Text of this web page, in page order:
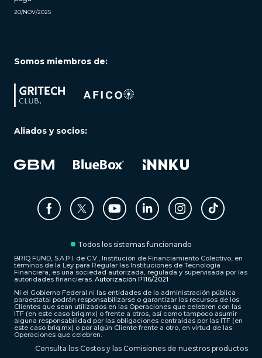
20/NOV/2025
Somos miembros de:
Aliados y socios:
Todos los sistemas funcionando
BRIQ FUND, S.A.P.I. de C.V., Institución de Financiamiento Colectivo, en
términos de la Ley para Regular las Instituciones de Tecnología
Financiera, es una sociedad autorizada, regulada y supervisada por las
autoridades financieras. Autorización P116/2021
Ni el Gobierno Federal ni las entidades de la administración pública
paraestatal podrán responsabilizarse o garantizar los recursos de los
Clientes que sean utilizados en las Operaciones que celebren con las
ITF (en este caso briq.mx) o frente a otros, así como tampoco asumir
alguna responsabilidad por las obligaciones contraídas por las ITF (en
este caso briq.mx) o por algún Cliente frente a otro, en virtud de las
Operaciones que celebren.
Consulta los Costos y las Comisiones de nuestros productos